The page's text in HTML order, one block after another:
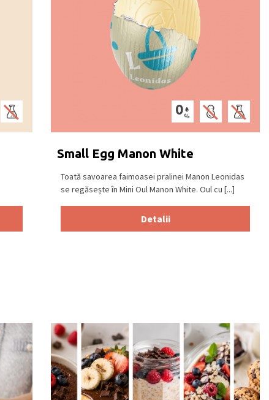
Small Egg Manon White
Toată savoarea faimoasei pralinei Manon Leonidas
se regăsește în Mini Oul Manon White. Oul cu [...]
Detalii